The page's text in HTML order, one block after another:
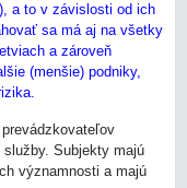
a to v závislosti od ich
sa má aj na všetky
a zároveň
(menšie) podniky,
Subjekty majú
významnosti a majú